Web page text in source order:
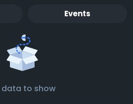
Events
data to show